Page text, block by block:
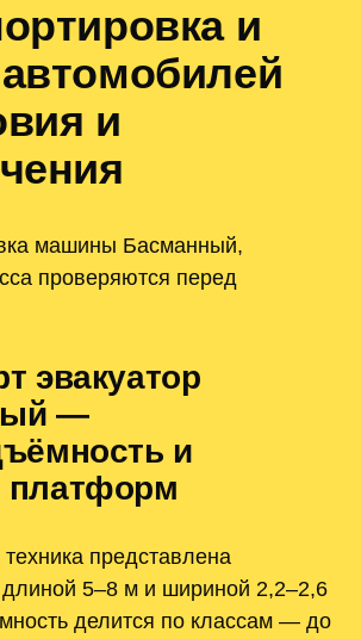
и
и
машины Басманный,
проверяются перед
эвакуатор
—
и
платформ
представлена
5–8 м и шириной 2,2–2,6
делится по классам — до